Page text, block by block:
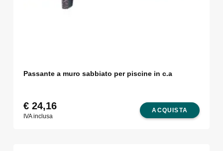
Passante a muro sabbiato per piscine in c.a
ACQUISTA
€24,16
IVA inclusa